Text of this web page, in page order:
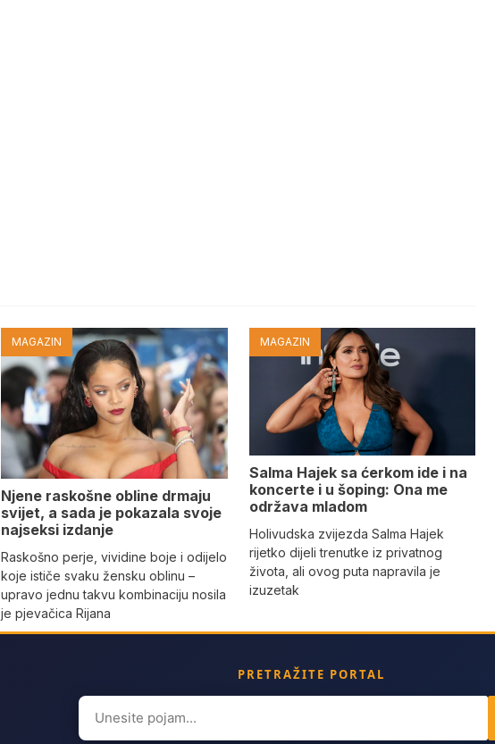
MAGAZIN
Njene raskošne obline drmaju
svijet, a sada je pokazala svoje
najseksi izdanje
Raskošno perje, vividine boje i odijelo
koje ističe svaku žensku oblinu –
upravo jednu takvu kombinaciju nosila
je pjevačica Rijana
MAGAZIN
Salma Hajek sa ćerkom ide i na
koncerte i u šoping: Ona me
održava mladom
Holivudska zvijezda Salma Hajek
rijetko dijeli trenutke iz privatnog
života, ali ovog puta napravila je
izuzetak
PRETRAŽITE PORTAL
Search
for: